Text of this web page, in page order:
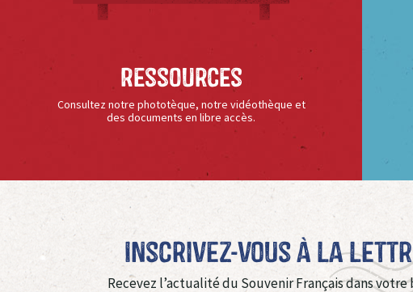
Ressources
Consultez notre phototèque, notre vidéothèque et
des documents en libre accès.
Inscrivez-vous à La
Recevez l’actualité du Souvenir Français dans